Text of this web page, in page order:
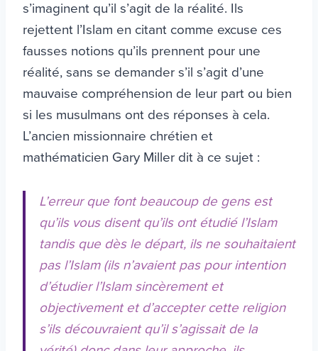
s’imaginent qu’il s’agit de la réalité. Ils
rejettent l’Islam en citant comme excuse ces
fausses notions qu’ils prennent pour une
réalité, sans se demander s’il s’agit d’une
mauvaise compréhension de leur part ou bien
si les musulmans ont des réponses à cela.
L’ancien missionnaire chrétien et
mathématicien Gary Miller dit à ce sujet :
L’erreur que font beaucoup de gens est
qu’ils vous disent qu’ils ont étudié l’Islam
tandis que dès le départ, ils ne souhaitaient
pas l’Islam (ils n’avaient pas pour intention
d’étudier l’Islam sincèrement et
objectivement et d’accepter cette religion
s’ils découvraient qu’il s’agissait de la